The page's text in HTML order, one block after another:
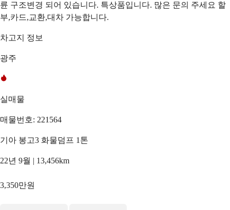
륜 구조변경 되어 있습니다. 특상품입니다. 많은 문의 주세요 할
부,카드,교환,대차 가능합니다.
차고지 정보
광주
실매물
매물번호: 221564
기아 봉고3 화물덤프 1톤
22년 9월 | 13,456km
3,350만원